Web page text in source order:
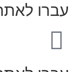
עברו